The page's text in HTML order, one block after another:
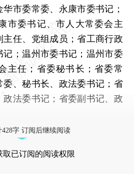
市委常委、永康市委书记；
市委书记、市人大常委会主
任、党组成员；省工商行政
记；温州市委书记；温州市委
主任；省委秘书长；省委常
委、秘书长、政法委书记；省
法委书记；省委副书记、政
字 订阅后继续阅读
取已订阅的阅读权限